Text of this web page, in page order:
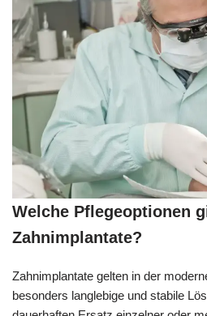
Welche Pflegeoptionen
Zahnimplantate?
Zahnimplantate gelten in der
besonders langlebige und stabile